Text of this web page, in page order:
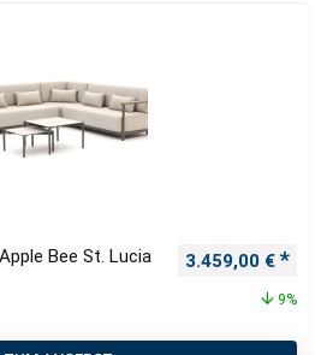
Bee St. Lucia
Ursprünglicher
3.459,00 €
9%